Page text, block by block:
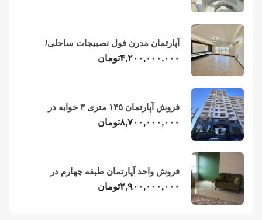
آپارتمان مدرن فول نصبیجات ساحلی/
فریدونکنار
۴,۲۰۰,۰۰۰,۰۰۰تومان
فروش آپارتمان ۱۴۵ متری ۳ خوابه در
فریدونکنار
۸,۷۰۰,۰۰۰,۰۰۰تومان
فروش واحد آپارتمان طبقه چهارم در
فریدونکنار
۲,۹۰۰,۰۰۰,۰۰۰تومان